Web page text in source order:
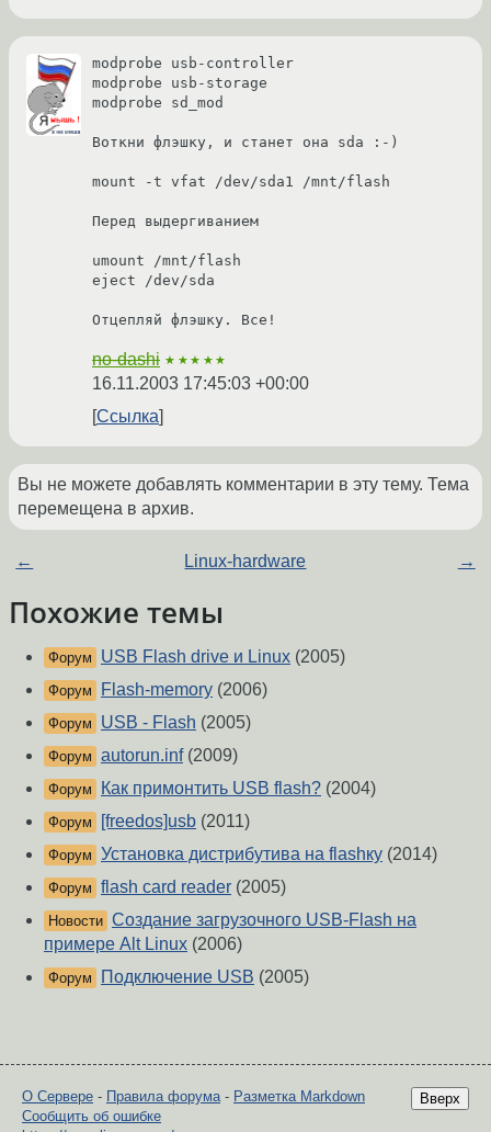
modprobe usb-controller
modprobe usb-storage
modprobe sd_mod
Воткни флэшку, и станет она sda :-)
mount -t vfat /dev/sda1 /mnt/flash
Перед выдергиванием
umount /mnt/flash
eject /dev/sda
no-dashi ★★★★★
16.11.2003 17:45:03 +00:00
Ссылка
Вы не можете добавлять комментарии в эту тему. Тема
перемещена в архив.
← Linux-hardware →
Похожие темы
Форум USB Flash drive и Linux (2005)
Форум Flash-memory (2006)
Форум USB - Flash (2005)
Форум autorun.inf(2009)
Форум Как примонтить USB flash? (2004)
Форум [freedos]usb (2011)
Форум Установка дистрибутива на flashку (2014)
Форум flash card reader (2005)
Новости Создание загрузочного USB-Flash на
примере Alt Linux (2006)
Форум Подключение USB (2005)
Вверх
О Сервере - Правила форума- Разметка Markdown
Сообщить об ошибке